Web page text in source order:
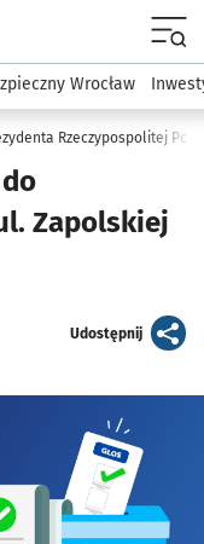
Dla mieszkańca
Wrocław
Rzeczypospolitej
Zapolskiej
Udostępnijartykuł